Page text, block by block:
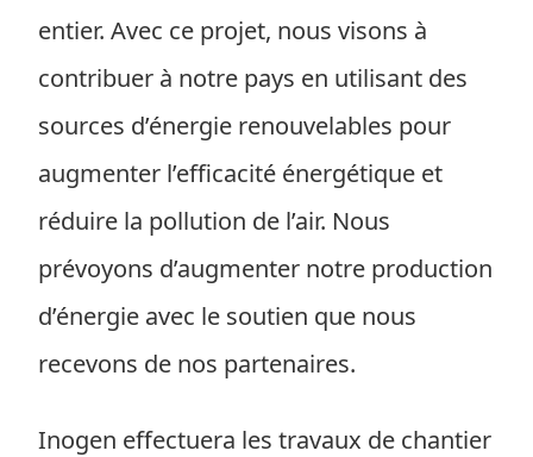
entier. Avec ce projet, nous visons à
contribuer à notre pays en utilisant des
sources d’énergie renouvelables pour
augmenter l’efficacité énergétique et
réduire la pollution de l’air. Nous
prévoyons d’augmenter notre production
d’énergie avec le soutien que nous
recevons de nos partenaires.
Inogen effectuera les travaux de chantier